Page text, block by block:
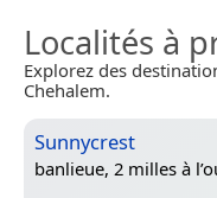
Localités à
Explorez des
Chehalem.
Sunnycrest
banlieue, 2 milles à